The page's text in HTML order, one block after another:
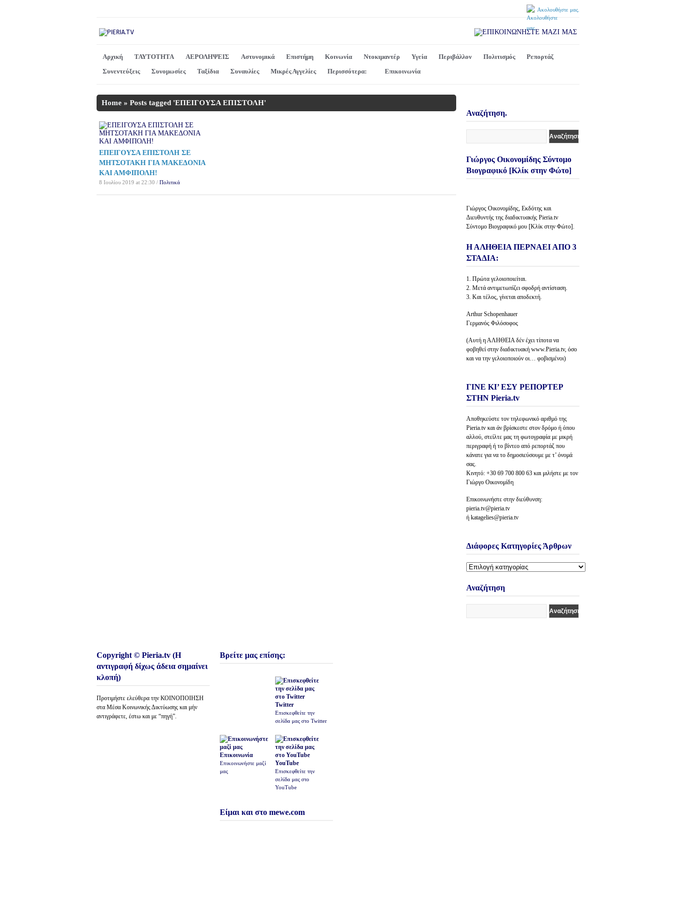
Ακολουθήστε μας.
Αρχική ΤΑΥΤΟΤΗΤΑ ΑΕΡΟΛΗΨΕΙΣ Αστυνομικά Επιστήμη Κοινωνία Ντοκιμαντέρ Υγεία Περιβάλλον Πολιτισμός
Ρεπορτάζ
Συνεντεύξεις
Συνομωσίες Ταξίδια Συναυλίες Μικρές Αγγελίες Περισσότερα: Επικοινωνία
Home » Posts tagged 'ΕΠΕΙΓΟΥΣΑ ΕΠΙΣΤΟΛΗ'
ΕΠΕΙΓΟΥΣΑ ΕΠΙΣΤΟΛΗ ΣΕ
ΜΗΤΣΟΤΑΚΗ ΓΙΑ ΜΑΚΕΔΟΝΙΑ
ΚΑΙ ΑΜΦΙΠΟΛΗ!
8 Ιουλίου 2019 at 22:30 / Πολιτικά
Αναζήτηση.
Γιώργος Οικονομίδης Σύντομο
Βιογραφικό [Κλίκ στην Φώτο]
Γιώργος Οικονομίδης, Εκδότης και
Διευθυντής της διαδικτυακής Pieria.tv
Σύντομο Βιογραφικό μου [Κλίκ στην Φώτο].
Η ΑΛΗΘΕΙΑ ΠΕΡΝΑΕΙ ΑΠΟ 3
ΣΤΑΔΙΑ:
1. Πρώτα γελοιοποιείται.
2. Μετά αντιμετωπίζει σφοδρή αντίσταση.
3. Και τέλος, γίνεται αποδεκτή.
Arthur Schopenhauer
Γερμανός Φιλόσοφος
(Αυτή η ΑΛΗΘΕΙΑ δέν έχει τίποτα να
φοβηθεί στην διαδικτυακή www.Pieria.tv, όσο
και να την γελοιοποιούν οι… φοβισμένοι)
ΓΙΝΕ ΚΙ’ ΕΣΥ ΡΕΠΟΡΤΕΡ
ΣΤΗΝ Pieria.tv
Αποθηκεύστε τον τηλεφωνικό αριθμό της
Pieria.tv και άν βρίσκεστε στον δρόμο ή όπου
αλλού, στείλτε μας τη φωτογραφία με μικρή
περιγραφή ή το βίντεο από ρεπορτάζ που
κάνατε για να το δημοσιεύσουμε με τ’ όνομά
σας.
Κινητό: +30 69 700 800 63 και μιλήστε με τον
Γιώργο Οικονομίδη
Επικοινωνήστε στην διεύθυνση:
pieria.tv@pieria.tv
ή katagelies@pieria.tv
Διάφορες Κατηγορίες Άρθρων
Διάφορες
Άρθρων
Αναζήτηση
Copyright © Pieria.tv (Η
αντιγραφή δίχως άδεια σημαίνει
κλοπή)
Προτιμήστε ελεύθερα την ΚΟΙΝΟΠΟΙΗΣΗ
στα Μέσα Κοινωνικής Δικτύωσης και μήν
αντιγράφετε, έστω και με “πηγή”.
Βρείτε μας επίσης:
Twitter
Επισκεφθείτε την
σελίδα μας στο Twitter
Επικοινωνία
Επικοινωνήστε μαζί
μας
YouTube
Επισκεφθείτε την
σελίδα μας στο
YouTube
Είμαι και στο mewe.com